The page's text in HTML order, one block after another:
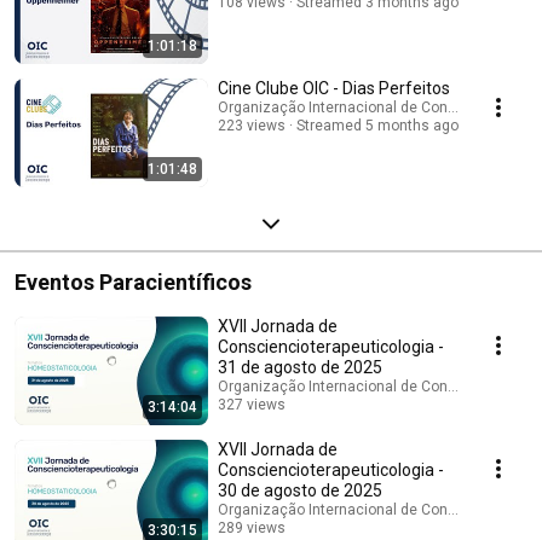
1:01:18
1:01:48
Cine Clube OIC - Dias Perfeitos
Organização Internacional de
223 views
Streamed 5 months ago
Eventos Paracientíficos
3:14:04
XVII Jornada de
Consciencioterapeuticologia -
31 de agosto de 2025
Organização Internacional de
327 views
3:30:15
XVII Jornada de
Consciencioterapeuticologia -
30 de agosto de 2025
Organização Internacional de
289 views